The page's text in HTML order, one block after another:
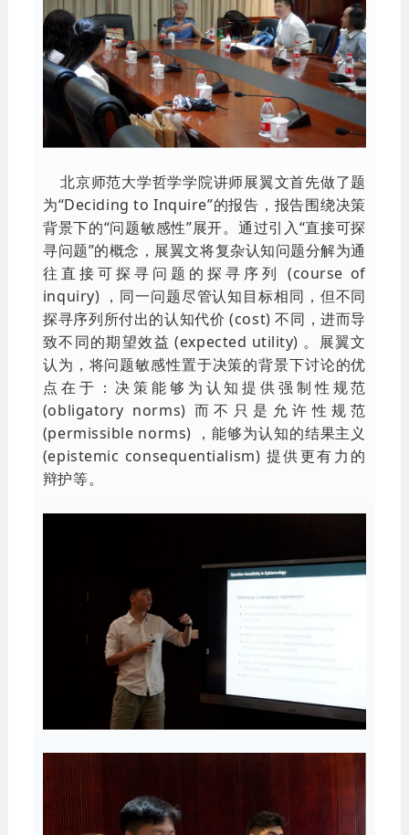
北京师范大学哲学学院讲师展翼文首先做了题
为“Deciding to Inquire”的报告，报告围绕决策
背景下的“问题敏感性”展开。通过引入“直接可探
寻问题”的概念，展翼文将复杂认知问题分解为通
往直接可探寻问题的探寻序列 (course of
inquiry) ，同一问题尽管认知目标相同，但不同
探寻序列所付出的认知代价 (cost) 不同，进而导
致不同的期望效益 (expected utility) 。展翼文
认为，将问题敏感性置于决策的背景下讨论的优
点在于：决策能够为认知提供强制性规范
(obligatory norms) 而不只是允许性规范
(permissible norms) ，能够为认知的结果主义
(epistemic consequentialism) 提供更有力的
辩护等。